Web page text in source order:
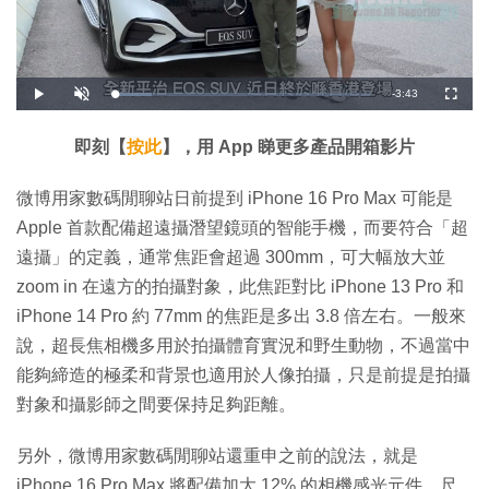
播
放
開
啟
載
入
:
1
3
%
剩
時
間
-3:43
全
螢
即刻【按此】，用 App 睇更多產品開箱影片
微博用家數碼閒聊站日前提到 iPhone 16 Pro Max 可能是
Apple 首款配備超遠攝潛望鏡頭的智能手機，而要符合「超
遠攝」的定義，通常焦距會超過 300mm，可大幅放大並
zoom in 在遠方的拍攝對象，此焦距對比 iPhone 13 Pro 和
iPhone 14 Pro 約 77mm 的焦距是多出 3.8 倍左右。一般來
說，超長焦相機多用於拍攝體育實況和野生動物，不過當中
能夠締造的極柔和背景也適用於人像拍攝，只是前提是拍攝
對象和攝影師之間要保持足夠距離。
另外，微博用家數碼閒聊站還重申之前的說法，就是
iPhone 16 Pro Max 將配備加大 12% 的相機感光元件，尺